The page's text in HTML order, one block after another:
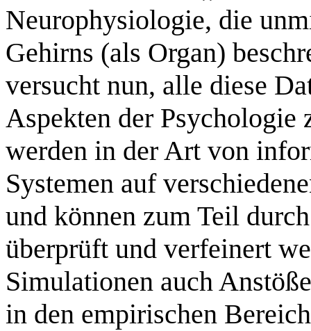
Neurophysiologie, die
Gehirns (als Organ)
versucht nun, alle diese
Aspekten der
werden in der Art von
Systemen auf
und können zum Teil
überprüft und verfeinert
Simulationen auch
in den empirischen